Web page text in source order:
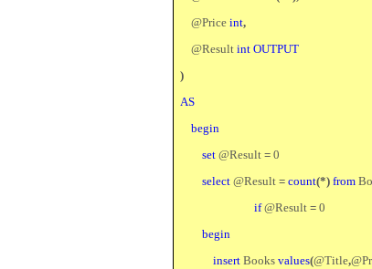
@Priceint,
@Resultint OUTPUT
)
AS
begin
set@Result=0
select@Result=count(*)from
if@Result=0
begin
insertBooksvalues(@Title,